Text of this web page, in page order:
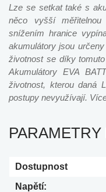
Lze se setkat také s
něco vyšší
snížením hranice
akumulátory jsou
životnost se díky
Akumulátory EVA
životnost, kterou daná
postupy nevyužívají.
Dostupnost
Napětí: